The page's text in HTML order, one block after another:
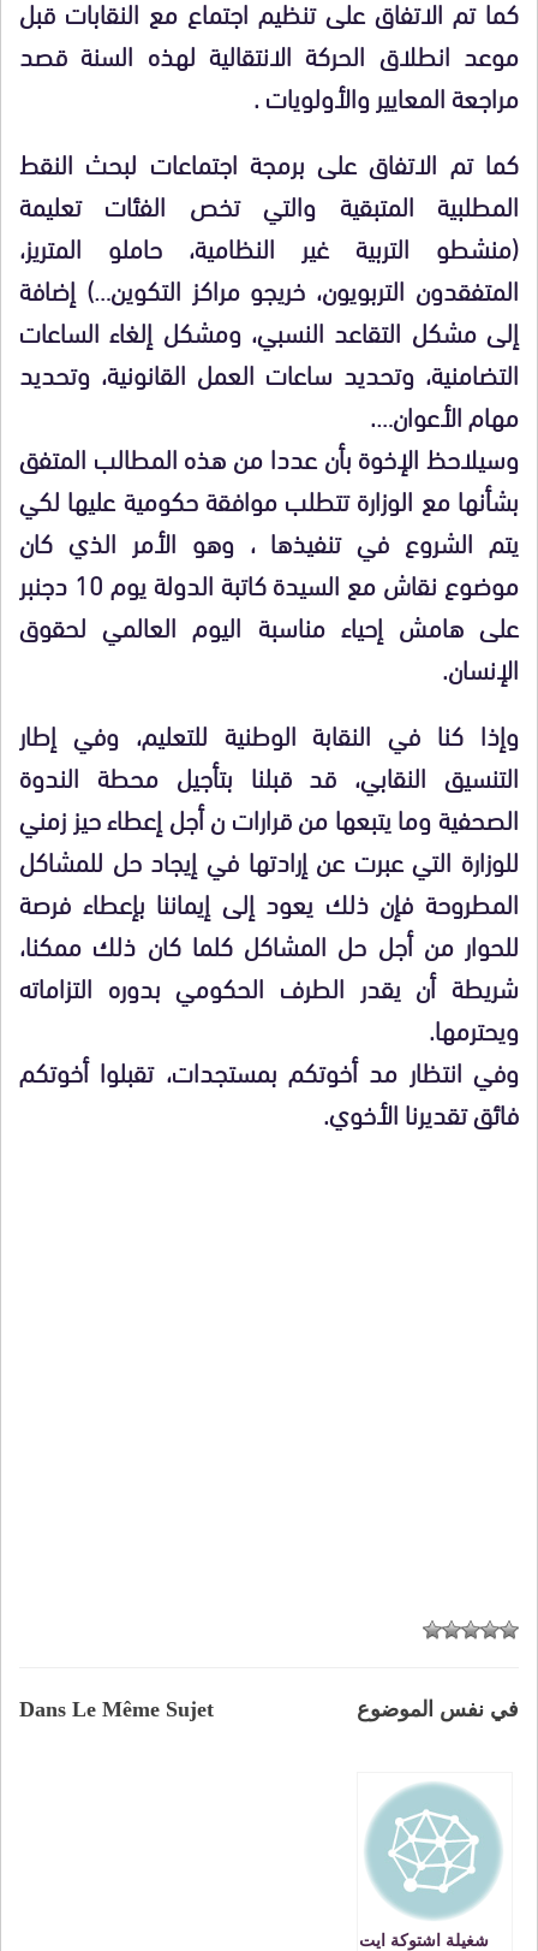
كما تم الاتفاق على تنظيم اجتماع مع النقابات قبل
موعد انطلاق الحركة الانتقالية لهذه السنة قصد
مراجعة المعايير والأولويات .
كما تم الاتفاق على برمجة اجتماعات لبحث النقط
المطلبية المتبقية والتي تخص الفئات تعليمة
(منشطو التربية غير النظامية، حاملو المتريز،
المتفقدون التربويون، خريجو مراكز التكوين…) إضافة
إلى مشكل التقاعد النسبي، ومشكل إلغاء الساعات
التضامنية، وتحديد ساعات العمل القانونية، وتحديد
مهام الأعوان….
وسيلاحظ الإخوة بأن عددا من هذه المطالب المتفق
بشأنها مع الوزارة تتطلب موافقة حكومية عليها لكي
يتم الشروع في تنفيذها ، وهو الأمر الذي كان
موضوع نقاش مع السيدة كاتبة الدولة يوم 10 دجنبر
على هامش إحياء مناسبة اليوم العالمي لحقوق
الإنسان.
وإذا كنا في النقابة الوطنية للتعليم، وفي إطار
التنسيق النقابي، قد قبلنا بتأجيل محطة الندوة
الصحفية وما يتبعها من قرارات ن أجل إعطاء حيز زمني
للوزارة التي عبرت عن إرادتها في إيجاد حل للمشاكل
المطروحة فإن ذلك يعود إلى إيماننا بإعطاء فرصة
للحوار من أجل حل المشاكل كلما كان ذلك ممكنا،
شريطة أن يقدر الطرف الحكومي بدوره التزاماته
ويحترمها.
وفي انتظار مد أخوتكم بمستجدات، تقبلوا أخوتكم
فائق تقديرنا الأخوي.
Dans Le Même Sujet في نفس الموضوع
شغيلة اشتوكة ايت